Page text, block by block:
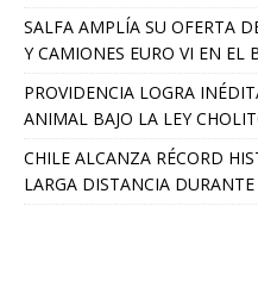
SALFA AMPLÍA SU OFERTA
Y CAMIONES EURO VI EN EL
PROVIDENCIA LOGRA
ANIMAL BAJO LA LEY
CHILE ALCANZA RÉCORD
LARGA DISTANCIA